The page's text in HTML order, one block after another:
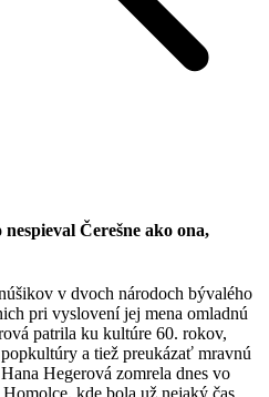
Čerešne ako ona,
v dvoch národoch bývalého
pri vyslovení jej mena omladnú
patrila ku kultúre 60. rokov,
a tiež preukázať mravnú
Hegerová zomrela dnes vo